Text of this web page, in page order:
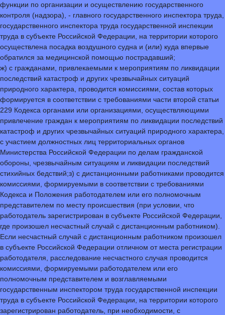
функции по организации и осуществлению государственного
контроля (надзора), - главного государственного инспектора труда,
государственного инспектора труда государственной инспекции
труда в субъекте Российской Федерации, на территории которого
осуществлена посадка воздушного судна и (или) куда впервые
обратился за медицинской помощью пострадавший;
ж) с гражданами, привлекаемыми к мероприятиям по ликвидации
последствий катастроф и других чрезвычайных ситуаций
природного характера, проводится комиссиями, состав которых
формируется в соответствии с требованиями части второй статьи
229 Кодекса органами или организациями, осуществляющими
привлечение граждан к мероприятиям по ликвидации последствий
катастроф и других чрезвычайных ситуаций природного характера,
с участием должностных лиц территориальных органов
Министерства Российской Федерации по делам гражданской
обороны, чрезвычайным ситуациям и ликвидации последствий
стихийных бедствий;з) с дистанционными работниками проводится
комиссиями, формируемыми в соответствии с требованиями
Кодекса и Положения работодателем или его полномочным
представителем по месту происшествия (при условии, что
работодатель зарегистрирован в субъекте Российской Федерации,
где произошел несчастный случай с дистанционным работником).
Если несчастный случай с дистанционным работником произошел
в субъекте Российской Федерации отличном от места регистрации
работодателя, расследование несчастного случая проводится
комиссиями, формируемыми работодателем или его
полномочным представителем и возглавляемыми
государственным инспектором труда государственной инспекции
труда в субъекте Российской Федерации, на территории которого
зарегистрирован работодатель, при необходимости, с